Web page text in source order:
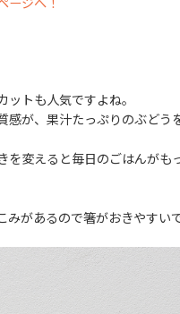
トも人気ですよね。
感が、果汁たっぷりのぶどう
を変えると毎日のごはんがも
があるので箸がおきやすいで